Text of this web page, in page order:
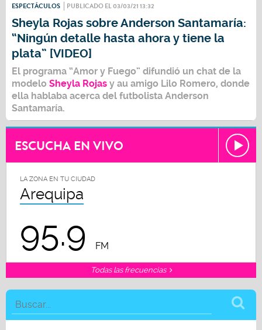
ESPECTÁCULOS PUBLICADO EL 03/03/21 13:32
Sheyla Rojas sobre Anderson Santamaría:
“Ningún detalle hasta ahora y tiene la
plata” [VIDEO]
El programa “Amor y Fuego” difundió un chat de la
modelo Sheyla Rojas y au amigo Lilo Romero, donde
ella hablaba acerca del futbolista Anderson
Santamaría.
ESCUCHA EN VIVO
LA ZONA EN TU CIUDAD
Arequipa
95.9 FM
Todas las frecuencias